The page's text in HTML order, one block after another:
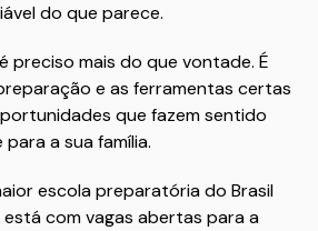
do que parece.
preciso mais do que vontade. É
e as ferramentas certas
que fazem sentido
a sua família.
escola preparatória do Brasil
com vagas abertas para a